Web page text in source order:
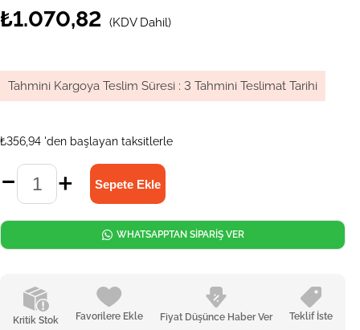
₺1.070,82 (KDV Dahil)
Tahmini Kargoya Teslim Süresi : 3 Tahmini Teslimat Tarihi
₺356,94 'den başlayan taksitlerle
Kritik Stok Favorilere Ekle Fiyat Düşünce Haber Ver Teklif İste
WHATSAPPTAN SİPARİŞ VER